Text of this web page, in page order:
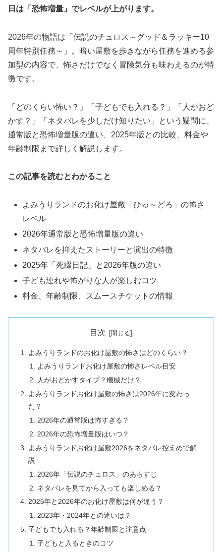
日は「恐怖増量」でレベルが上がります。
2026年の物語は「伝説のチュロス～グッド＆ラッキー10
周年特別任務～」。暗い屋敷を歩きながら任務を進める参
加型の内容で、怖さだけでなく冒険気分も味わえるのが特
徴です。
「どのくらい怖い？」「子どもでも入れる？」「人がおど
かす？」「ネタバレを少しだけ知りたい」という疑問に、
通常版と恐怖増量版の違い、2025年版との比較、料金や
年齢制限まで詳しく解説します。
この記事を読むとわかること
よみうりランドのお化け屋敷「ひゅ～どろ」の怖さ
レベル
2026年通常版と恐怖増量版の違い
ネタバレを抑えたストーリーと演出の特徴
2025年「死綴日記」と2026年版の違い
子ども連れや怖がりな人が楽しむコツ
料金、年齢制限、スムースチケットの情報
目次
よみうりランドのお化け屋敷の怖さはどのくらい？
よみうりランドお化け屋敷の怖さレベル目安
人がおどかすタイプ？機械だけ？
よみうりランドお化け屋敷の怖さは2026年に変わっ
た？
2026年の通常版は怖すぎる？
2026年の恐怖増量版はいつ？
よみうりランドお化け屋敷2026をネタバレ控えめで解
説
2026年「伝説のチュロス」のあらすじ
ネタバレを見てから入っても楽しめる？
2025年と2026年のお化け屋敷は何が違う？
2023年・2024年との違いは？
子どもでも入れる？年齢制限と注意点
子どもと入るときのコツ